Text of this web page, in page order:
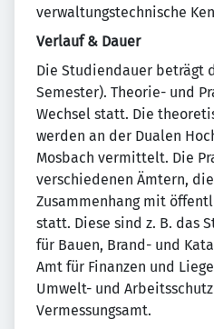
verwaltungstechnische
Verlauf & Dauer
Die Studiendauer beträgt
Semester). Theorie- und
Wechsel statt. Die
werden an der Dualen
Mosbach vermittelt. Die
verschiedenen Ämtern,
Zusammenhang mit
statt. Diese sind z. B. das
für Bauen, Brand- und
Amt für Finanzen und
Umwelt- und
Vermessungsamt.